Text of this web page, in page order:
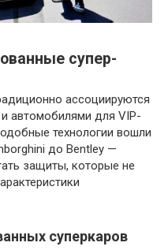
супер-
ассоциируются
автомобилями для VIP-
технологии вошли
до Bentley —
защиты, которые не
суперкаров